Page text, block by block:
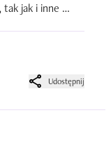
jak i inne
Udostępnij